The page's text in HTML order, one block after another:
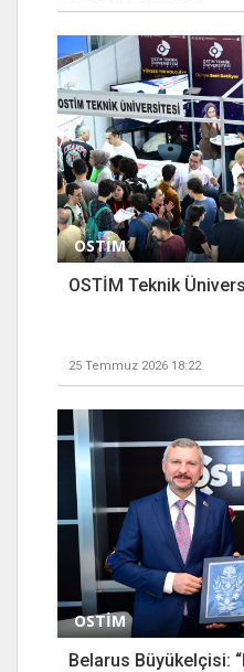
OSTİM
OSTİM Teknik
25 Temmuz 2026 18:22
OSTİM
Belarus Büyükelçisi: